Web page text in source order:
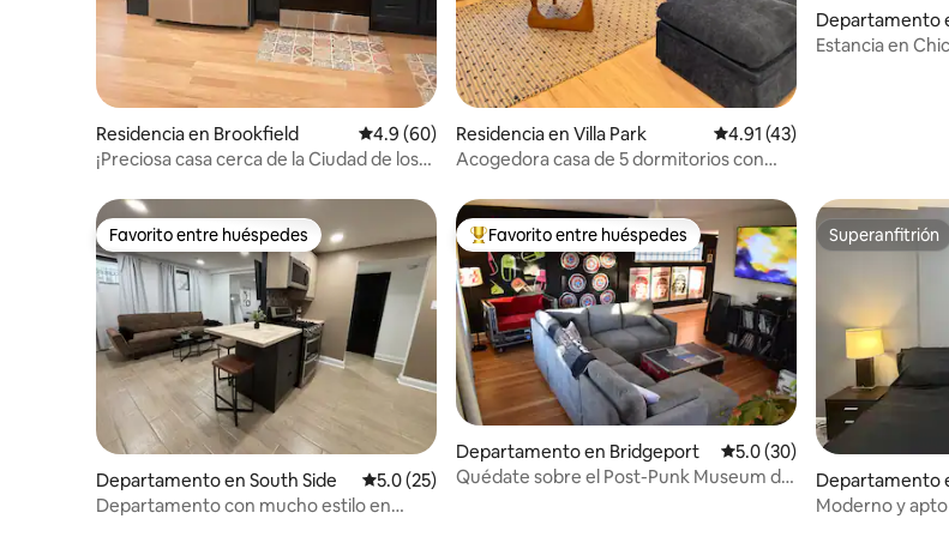
Residencia en Brookfield Calificación promedio: 4.9 de 5; 60 evaluaciones
4.9 (60)
¡Preciosa casa cerca de la Ciudad de los
Residencia en Villa Park Calificación promedio: 4.91
4.91 (43)
Acogedora casa de 5 dormitorios con
Departamento
Estancia en
Favorito entre huéspedes
Favorito entre huéspedes
Departamento en South Side Calificación promedio: 5.0 de 5; 25 evaluaciones
5.0 (25)
Departamento con mucho estilo en
De los mejores en Favorito entre huéspedes
Favorito entre huéspedes
Departamento en Bridgeport Calificación promedio: 5.0
5.0 (30)
Quédate sobre el Post-Punk Museum de
Superanfitrión
Superanfitrión
Departamento
Moderno y